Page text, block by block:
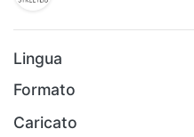
Lingua
Formato
Caricato